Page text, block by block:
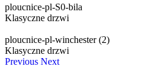
ploucnice-pl-S0-bila
Klasyczne drzwi
ploucnice-pl-winchester (2)
Klasyczne drzwi
Previous Next